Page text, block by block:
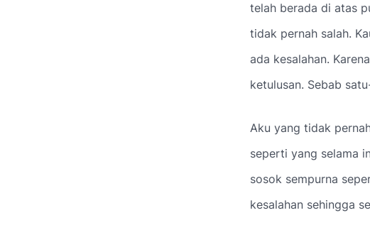
telah berada di atas
tidak pernah salah.
ada kesalahan.
ketulusan. Sebab
Aku yang tidak
seperti yang selama
sosok sempurna
kesalahan sehingga